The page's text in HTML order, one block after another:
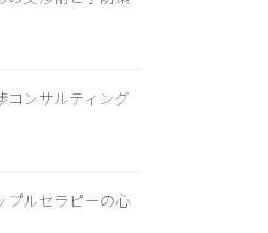
ンサルティング
プルセラピーの心